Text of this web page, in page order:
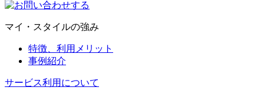
マイ・スタイルの強み
特徴、利用メリット
事例紹介
サービス利用について